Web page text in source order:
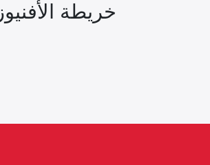
خريطة الأفنيوز